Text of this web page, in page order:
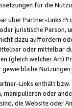
für die
über Partner-Links
juristische
dazu auffordern
oder mittelbar
(gleich welcher Art)
Links enthält
manipulieren oder
die Website oder